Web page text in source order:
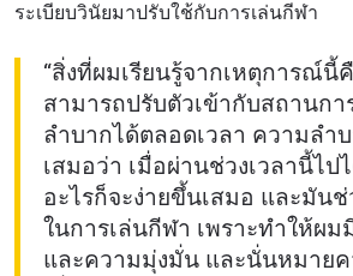
ระเบียบวินัยมาปรับใช้กับการเล่นกีฬา
“สิ่งที่ผมเรียนรู้จากเหตุการณ์
สามารถปรับตัวเข้ากับสถานก
ลำบากได้ตลอดเวลา ความล
เสมอว่า เมื่อผ่านช่วงเวลานี้ไป
อะไรก็จะง่ายขึ้นเสมอ และมัน
ในการเล่นกีฬา เพราะทำให้ผม
และความมุ่งมั่น และนั่นหมาย